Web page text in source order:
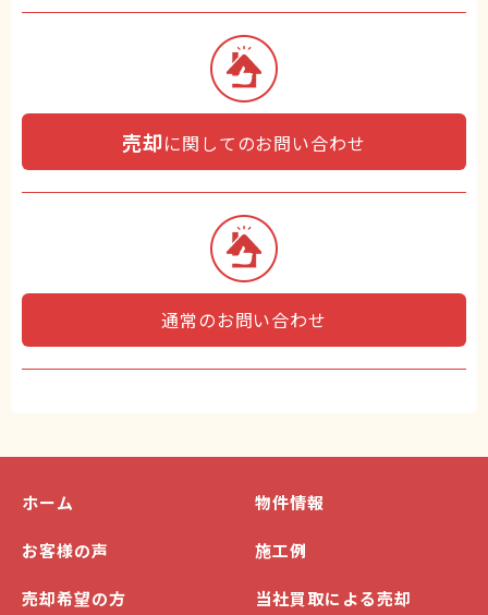
売却に関してのお問い合わせ
通常のお問い合わせ
ホーム 物件情報
お客様の声 施工例
売却希望の方 当社買取による売却